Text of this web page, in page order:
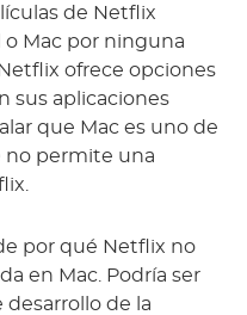
de Netflix
Mac por ninguna
ofrece opciones
sus aplicaciones
que Mac es uno de
no permite una
por qué Netflix no
en Mac. Podría ser
de la